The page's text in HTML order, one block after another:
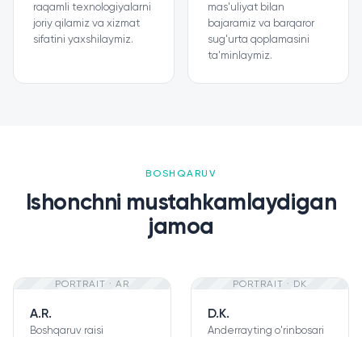
raqamli texnologiyalarni
joriy qilamiz va xizmat
sifatini yaxshilaymiz.
mas'uliyat bilan
bajaramiz va barqaror
sug'urta qoplamasini
ta'minlaymiz.
BOSHQARUV
Ishonchni mustahkamlaydigan
jamoa
PORTRAIT · AR
A.R.
Boshqaruv raisi
PORTRAIT · DK
D.K.
Anderrayting o'rinbosari